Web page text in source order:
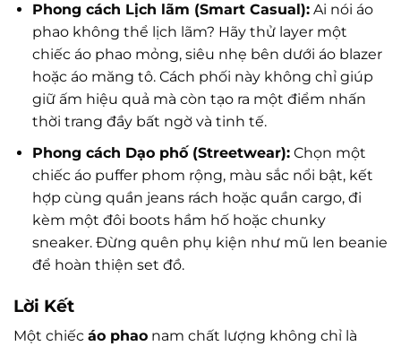
Phong cách Lịch lãm (Smart Casual):Ai nói áo
phao không thể lịch lãm? Hãy thử layer một
chiếc áo phao mỏng, siêu nhẹ bên dưới áo blazer
hoặc áo măng tô. Cách phối này không chỉ giúp
giữ ấm hiệu quả mà còn tạo ra một điểm nhấn
thời trang đầy bất ngờ và tinh tế.
Phong cách Dạo phố (Streetwear):Chọn một
chiếc áo puffer phom rộng, màu sắc nổi bật, kết
hợp cùng quần jeans rách hoặc quần cargo, đi
kèm một đôi boots hầm hố hoặc chunky
sneaker. Đừng quên phụ kiện như mũ len beanie
để hoàn thiện set đồ.
Lời Kết
Một chiếc áo phao nam chất lượng không chỉ là